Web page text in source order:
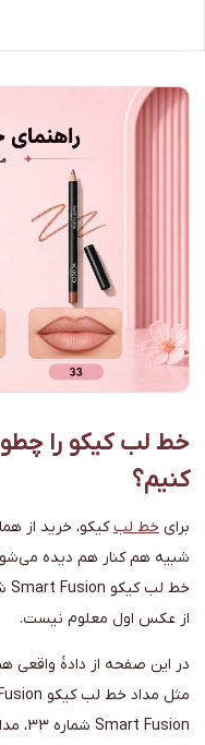
خط لب کیکو را
کنیم؟
برای خط لبکیکو، خرید از
شبیه هم کنار هم دیده
از عکس اول معلوم نیست.
در این صفحه از دادهٔ